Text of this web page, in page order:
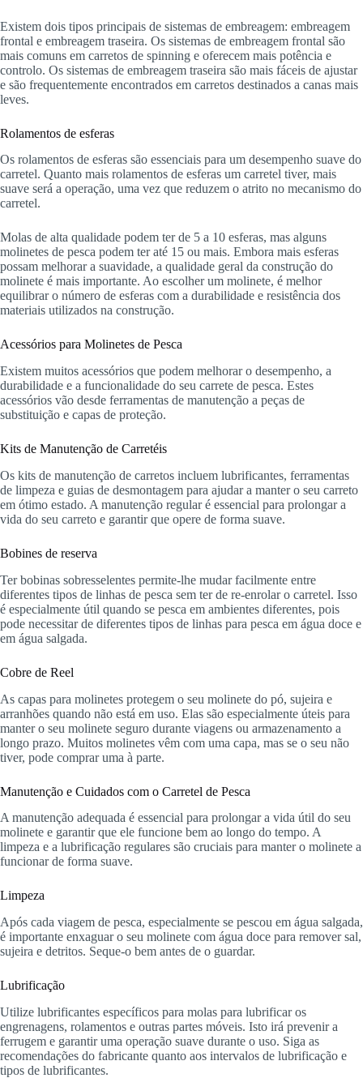
Existem dois tipos principais de sistemas de embreagem: embreagem
frontal e embreagem traseira. Os sistemas de embreagem frontal são
mais comuns em carretos de spinning e oferecem mais potência e
controlo. Os sistemas de embreagem traseira são mais fáceis de ajustar
e são frequentemente encontrados em carretos destinados a canas mais
leves.
Rolamentos de esferas
Os rolamentos de esferas são essenciais para um desempenho suave do
carretel. Quanto mais rolamentos de esferas um carretel tiver, mais
suave será a operação, uma vez que reduzem o atrito no mecanismo do
carretel.
Molas de alta qualidade podem ter de 5 a 10 esferas, mas alguns
molinetes de pesca podem ter até 15 ou mais. Embora mais esferas
possam melhorar a suavidade, a qualidade geral da construção do
molinete é mais importante. Ao escolher um molinete, é melhor
equilibrar o número de esferas com a durabilidade e resistência dos
materiais utilizados na construção.
Acessórios para Molinetes de Pesca
Existem muitos acessórios que podem melhorar o desempenho, a
durabilidade e a funcionalidade do seu carrete de pesca. Estes
acessórios vão desde ferramentas de manutenção a peças de
substituição e capas de proteção.
Kits de Manutenção de Carretéis
Os kits de manutenção de carretos incluem lubrificantes, ferramentas
de limpeza e guias de desmontagem para ajudar a manter o seu carreto
em ótimo estado. A manutenção regular é essencial para prolongar a
vida do seu carreto e garantir que opere de forma suave.
Bobines de reserva
Ter bobinas sobresselentes permite-lhe mudar facilmente entre
diferentes tipos de linhas de pesca sem ter de re-enrolar o carretel. Isso
é especialmente útil quando se pesca em ambientes diferentes, pois
pode necessitar de diferentes tipos de linhas para pesca em água doce e
em água salgada.
Cobre de Reel
As capas para molinetes protegem o seu molinete do pó, sujeira e
arranhões quando não está em uso. Elas são especialmente úteis para
manter o seu molinete seguro durante viagens ou armazenamento a
longo prazo. Muitos molinetes vêm com uma capa, mas se o seu não
tiver, pode comprar uma à parte.
Manutenção e Cuidados com o Carretel de Pesca
A manutenção adequada é essencial para prolongar a vida útil do seu
molinete e garantir que ele funcione bem ao longo do tempo. A
limpeza e a lubrificação regulares são cruciais para manter o molinete a
funcionar de forma suave.
Limpeza
Após cada viagem de pesca, especialmente se pescou em água salgada,
é importante enxaguar o seu molinete com água doce para remover sal,
sujeira e detritos. Seque-o bem antes de o guardar.
Lubrificação
Utilize lubrificantes específicos para molas para lubrificar os
engrenagens, rolamentos e outras partes móveis. Isto irá prevenir a
ferrugem e garantir uma operação suave durante o uso. Siga as
recomendações do fabricante quanto aos intervalos de lubrificação e
tipos de lubrificantes.